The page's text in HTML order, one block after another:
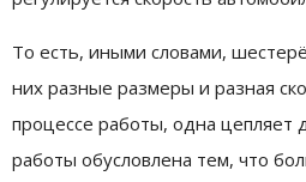
То есть, иными словами,
них разные размеры и разная
процессе работы, одна цепляет
работы обусловлена тем, что